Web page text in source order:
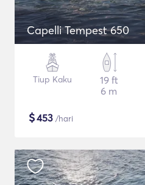
Capelli Tempest 650
Tiup Kaku
19 ft
6 m
$453 /hari